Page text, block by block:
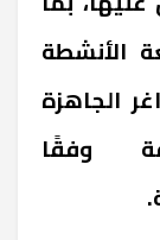
الأنشطة
الجاهزة
وفقًا